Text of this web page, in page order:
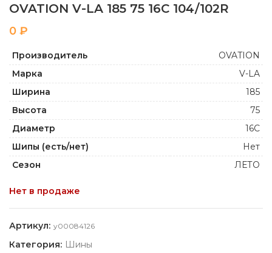
OVATION V-LA 185 75 16C 104/102R
₽
Производитель
OVATION
Марка
V-LA
Ширина
185
Высота
75
Диаметр
16C
Шипы (есть/нет)
Нет
Сезон
ЛЕТО
Нет в продаже
Артикул: y00084126
Категория: Шины